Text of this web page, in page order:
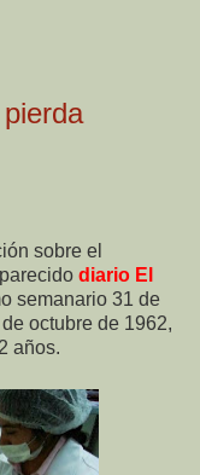
sobre el
diario El
semanario 31 de
octubre de 1962,
años.